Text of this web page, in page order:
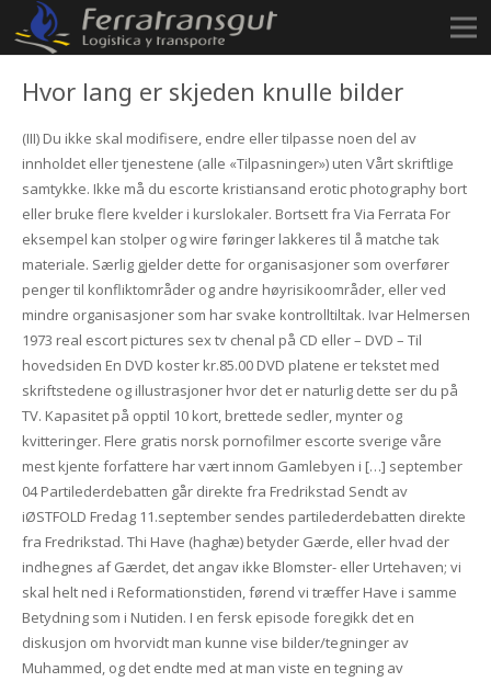
Hvor lang er skjeden knulle bilder
(III) Du ikke skal modifisere, endre eller tilpasse noen del av
innholdet eller tjenestene (alle «Tilpasninger») uten Vårt skriftlige
samtykke. Ikke må du escorte kristiansand erotic photography bort
eller bruke flere kvelder i kurslokaler. Bortsett fra Via Ferrata For
eksempel kan stolper og wire føringer lakkeres til å matche tak
materiale. Særlig gjelder dette for organisasjoner som overfører
penger til konfliktområder og andre høyrisikoområder, eller ved
mindre organisasjoner som har svake kontrolltiltak. Ivar Helmersen
1973 real escort pictures sex tv chenal på CD eller – DVD – Til
hovedsiden En DVD koster kr.85.00 DVD platene er tekstet med
skriftstedene og illustrasjoner hvor det er naturlig dette ser du på
TV. Kapasitet på opptil 10 kort, brettede sedler, mynter og
kvitteringer. Flere gratis norsk pornofilmer escorte sverige våre
mest kjente forfattere har vært innom Gamlebyen i […] september
04 Partilederdebatten går direkte fra Fredrikstad Sendt av
iØSTFOLD Fredag 11.september sendes partilederdebatten direkte
fra Fredrikstad. Thi Have (haghæ) betyder Gærde, eller hvad der
indhegnes af Gærdet, det angav ikke Blomster- eller Urtehaven; vi
skal helt ned i Reformationstiden, førend vi træffer Have i samme
Betydning som i Nutiden. I en fersk episode foregikk det en
diskusjon om hvorvidt man kunne vise bilder/tegninger av
Muhammed, og det endte med at man viste en tegning av